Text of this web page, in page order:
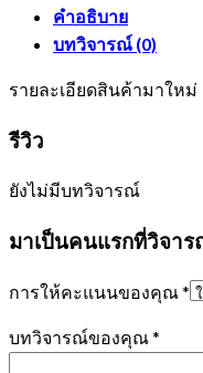
คำอธิบาย
บทวิจารณ์ (0)
รายละเอียดสินค้ามาใหม่
รีวิว
ยังไม่มีบทวิจารณ์
มาเป็นคนแรกที่วิจาร
การให้คะแนนของคุณ*
บทวิจารณ์ของคุณ*